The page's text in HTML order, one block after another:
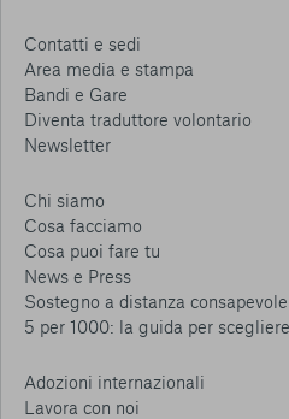
Contatti e sedi
Area media e stampa
Bandi e Gare
Diventa traduttore volontario
Newsletter
Chi siamo
Cosa facciamo
Cosa puoi fare tu
News e Press
Sostegno a distanza
5 per 1000: la guida per
Adozioni internazionali
Lavora con noi